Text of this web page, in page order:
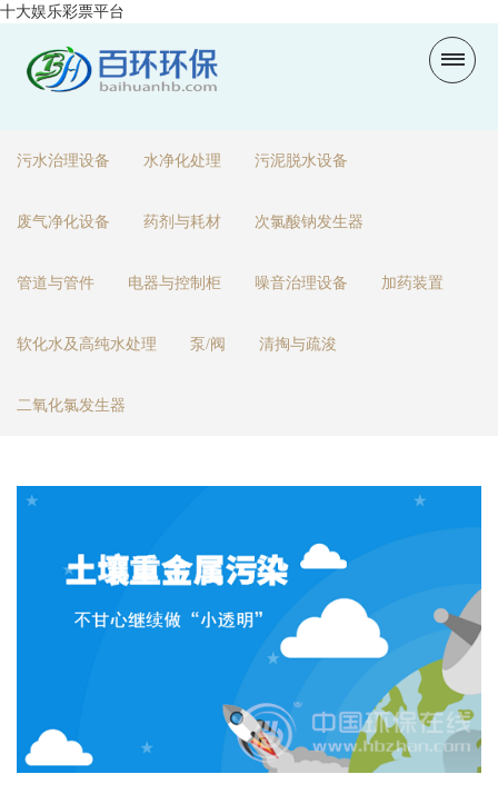
十大娱乐彩票平台
污水治理设备 水净化处理 污泥脱水设备
废气净化设备 药剂与耗材 次氯酸钠发生器
管道与管件 电器与控制柜 噪音治理设备 加药装置
软化水及高纯水处理 泵/阀 清掏与疏浚
二氧化氯发生器